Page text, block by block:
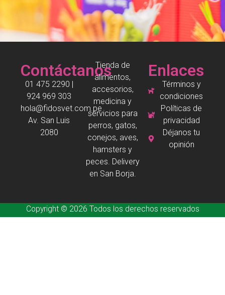
Contáctanos
01 475 2290 |
924 969 303
hola@fidosvet.com.pe
Av. San Luis
2080
Tienda de
alimentos,
accesorios,
medicina y
servicios para
perros, gatos,
conejos, aves,
hamsters y
peces. Delivery
en San Borja.
Enlaces
Términos y
condiciones
Políticas de
privacidad
Déjanos tu
opinión
Copyright © 2026 Todos los derechos reservados